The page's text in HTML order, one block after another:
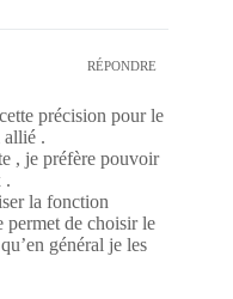
RÉPONDRE
précision pour le
allié .
, je préfère pouvoir
.
la fonction
permet de choisir le
général je les